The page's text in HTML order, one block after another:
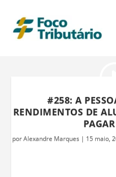
#258: A
RENDIMENTOS DE
porAlexandre Marques | 15 maio,